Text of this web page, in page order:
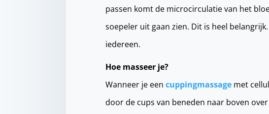
passen komt de microcirculatie van het
soepeler uit gaan zien. Dit is heel
iedereen.
Hoe masseer je?
Wanneer je eencuppingmassage met
door de cups van beneden naar boven